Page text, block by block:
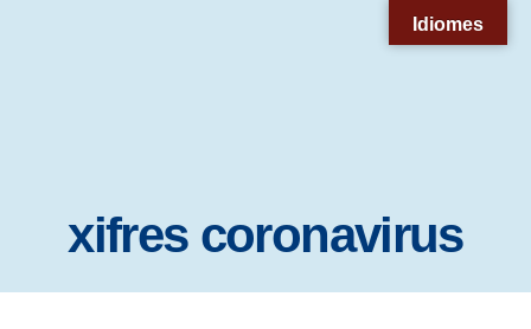
accesibilidad.
xifres coronavirus
Idiomes